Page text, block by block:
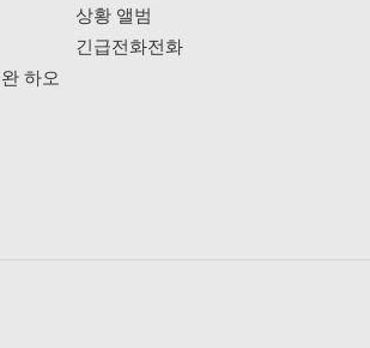
하오
상황 앨범
긴급전화전화